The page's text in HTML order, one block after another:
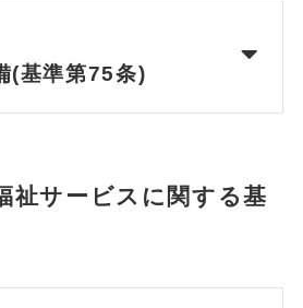
(基準第75条)
祉サービスに関する基